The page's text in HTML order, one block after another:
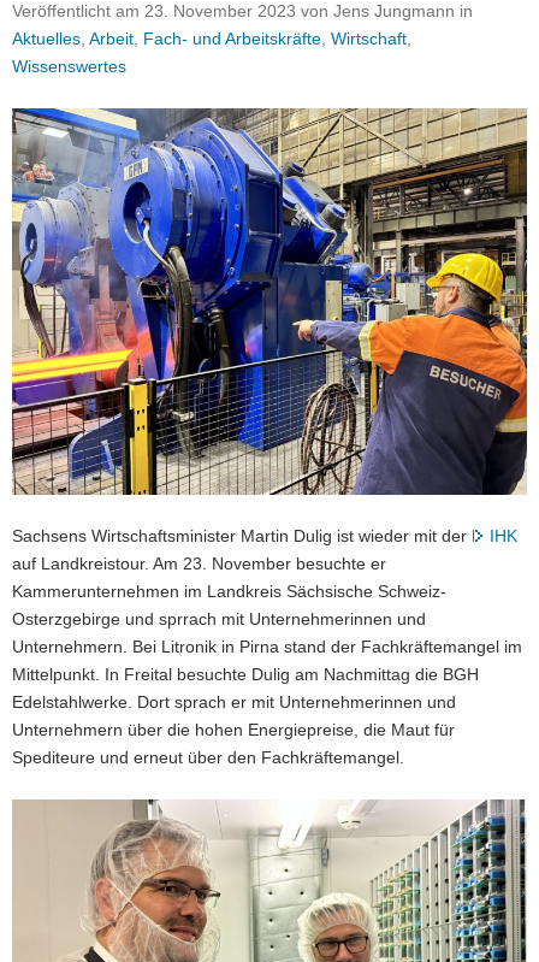
d
e
N
a
v
i
g
a
t
i
o
n
Veröffentlicht am 23. November 2023 von Jens Jungmann in
Aktuelles Arbeit Fach- und Arbeitskräfte Wirtschaft
Wissenswertes
Sachsens Wirtschaftsminister Martin Dulig ist wieder mit der
IHK
auf Landkreistour. Am 23. November besuchte er
Kammerunternehmen im Landkreis Sächsische Schweiz-
Osterzgebirge und sprrach mit Unternehmerinnen und
Unternehmern. Bei Litronik in Pirna stand der Fachkräftemangel im
Mittelpunkt. In Freital besuchte Dulig am Nachmittag die BGH
Edelstahlwerke. Dort sprach er mit Unternehmerinnen und
Unternehmern über die hohen Energiepreise, die Maut für
Spediteure und erneut über den Fachkräftemangel.